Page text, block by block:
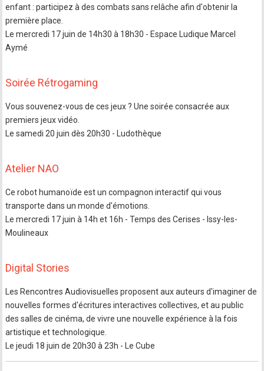
enfant : participez à des combats sans relâche afin d'obtenir la
première place.
Le mercredi 17 juin de 14h30 à 18h30 - Espace Ludique Marcel
Aymé
Soirée Rétrogaming
Vous souvenez-vous de ces jeux ? Une soirée consacrée aux
premiers jeux vidéo.
Le samedi 20 juin dès 20h30 - Ludothèque
Atelier NAO
Ce robot humanoïde est un compagnon interactif qui vous
transporte dans un monde d'émotions.
Le mercredi 17 juin à 14h et 16h - Temps des Cerises - Issy-les-
Moulineaux
Digital Stories
Les Rencontres Audiovisuelles proposent aux auteurs d'imaginer de
nouvelles formes d'écritures interactives collectives, et au public
des salles de cinéma, de vivre une nouvelle expérience à la fois
artistique et technologique.
Le jeudi 18 juin de 20h30 à 23h - Le Cube